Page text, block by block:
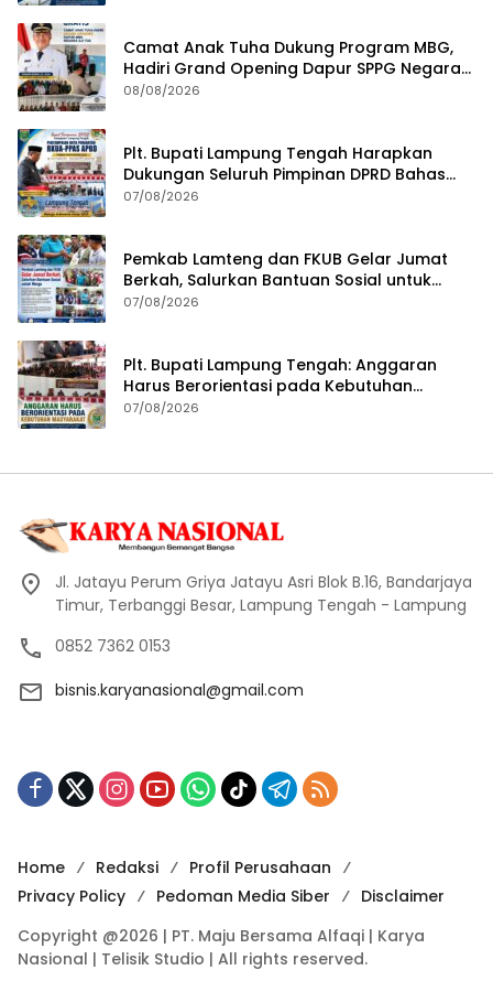
Camat Anak Tuha Dukung Program MBG,
Hadiri Grand Opening Dapur SPPG Negara
Aji Tua Lampung Tengah
08/08/2026
Plt. Bupati Lampung Tengah Harapkan
Dukungan Seluruh Pimpinan DPRD Bahas
RKUA-PPAS APBD Tahun 2027
07/08/2026
Pemkab Lamteng dan FKUB Gelar Jumat
Berkah, Salurkan Bantuan Sosial untuk
Warga
07/08/2026
Plt. Bupati Lampung Tengah: Anggaran
Harus Berorientasi pada Kebutuhan
Masyarakat
07/08/2026
Jl. Jatayu Perum Griya Jatayu Asri Blok B.16, Bandarjaya
Timur, Terbanggi Besar, Lampung Tengah - Lampung
0852 7362 0153
bisnis.karyanasional@gmail.com
Home Redaksi
Profil Perusahaan
Privacy Policy
Pedoman Media Siber
Disclaimer
Copyright @2026 | PT. Maju Bersama Alfaqi | Karya
Nasional | Telisik Studio | All rights reserved.